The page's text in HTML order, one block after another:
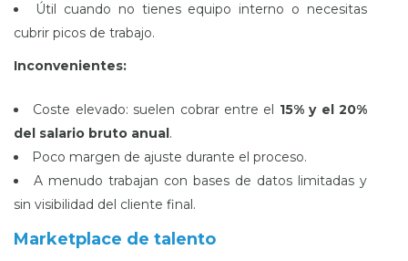
Útil cuando no tienes equipo interno o necesitas
cubrir picos de trabajo.
Inconvenientes:
Coste elevado: suelen cobrar entre el 15% y el 20%
del salario bruto anual .
Poco margen de ajuste durante el proceso.
A menudo trabajan con bases de datos limitadas y
sin visibilidad del cliente final.
Marketplace de talento